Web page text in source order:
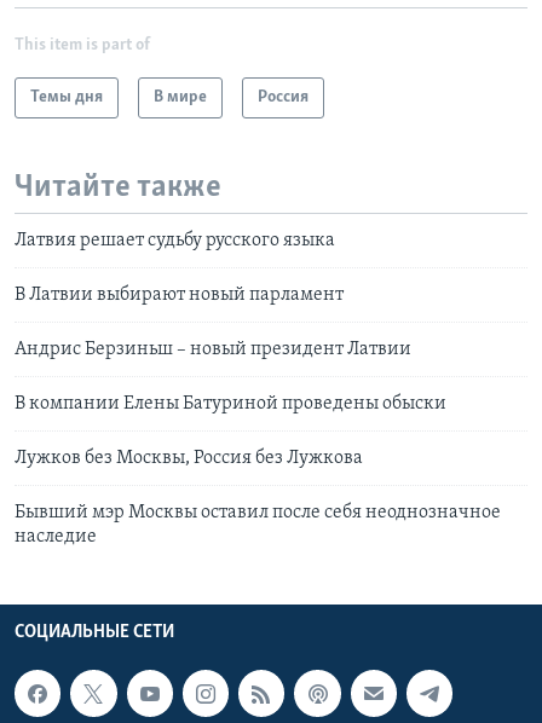
This item is part of
Темы дня В мире Россия
Читайте также
Латвия решает судьбу русского языка
В Латвии выбирают новый парламент
Андрис Берзиньш – новый президент Латвии
В компании Елены Батуриной проведены обыски
Лужков без Москвы, Россия без Лужкова
Бывший мэр Москвы оставил после себя неоднозначное
наследие
СОЦИАЛЬНЫЕ СЕТИ